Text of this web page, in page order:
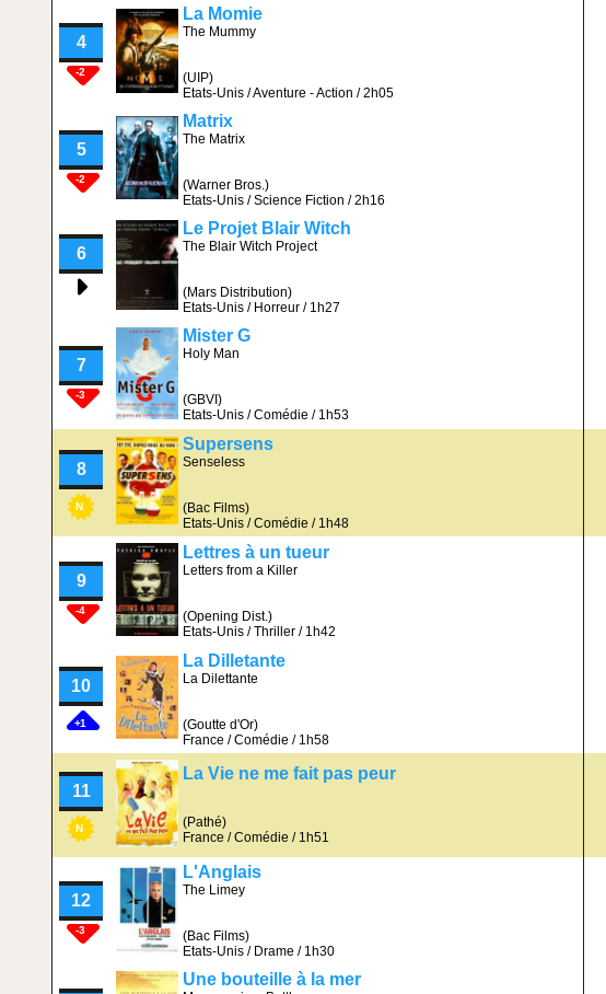
4
-2
La Momie
The Mummy
(UIP)
Etats-Unis / Aventure - Action / 2h05
5
-2
Matrix
The Matrix
(Warner Bros.)
Etats-Unis / Science Fiction / 2h16
6
Le Projet Blair Witch
The Blair Witch Project
(Mars Distribution)
Etats-Unis / Horreur / 1h27
7
-3
Mister G
Holy Man
(GBVI)
Etats-Unis / Comédie / 1h53
8
N
Supersens
Senseless
(Bac Films)
Etats-Unis / Comédie / 1h48
9
-4
Lettres à un tueur
Letters from a Killer
(Opening Dist.)
Etats-Unis / Thriller / 1h42
10
+1
La Dilletante
La Dilettante
(Goutte d'Or)
France / Comédie / 1h58
11
N
La Vie ne me fait pas peur
(Pathé)
France / Comédie / 1h51
12
-3
L'Anglais
The Limey
(Bac Films)
Etats-Unis / Drame / 1h30
Une bouteille à la mer